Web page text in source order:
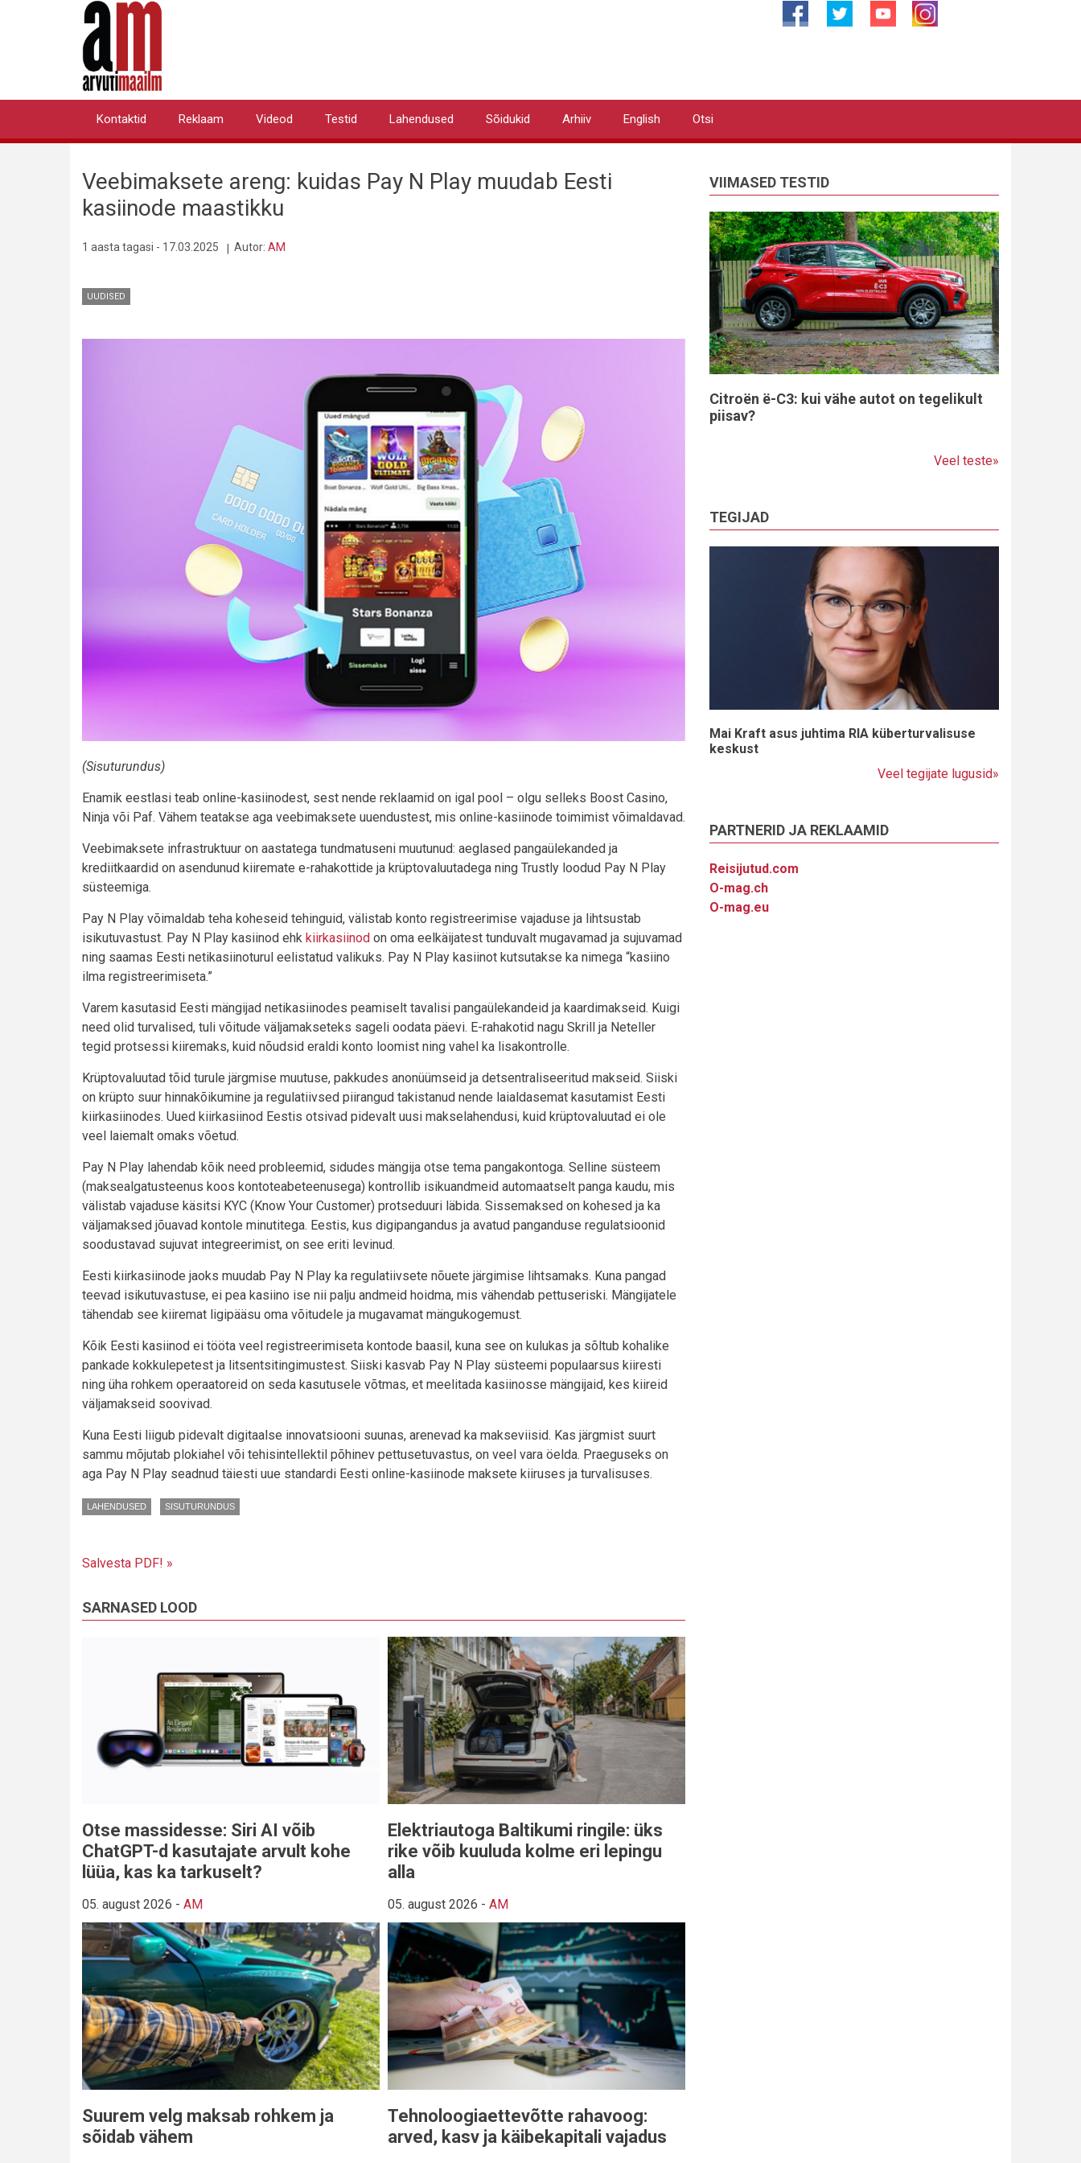
Primary
Kontaktid Reklaam Videod Testid Lahendused Sõidukid Arhiiv English Otsi
Veebimaksete areng: kuidas Pay N Play muudab Eesti
kasiinode maastikku
1 aasta tagasi - 17.03.2025 Autor: AM
UUDISED
(Sisuturundus)
Enamik eestlasi teab online-kasiinodest, sest nende reklaamid on igal pool – olgu selleks Boost Casino,
Ninja või Paf. Vähem teatakse aga veebimaksete uuendustest, mis online-kasiinode toimimist võimaldavad.
Veebimaksete infrastruktuur on aastatega tundmatuseni muutunud: aeglased pangaülekanded ja
krediitkaardid on asendunud kiiremate e-rahakottide ja krüptovaluutadega ning Trustly loodud Pay N Play
süsteemiga.
Pay N Play võimaldab teha koheseid tehinguid, välistab konto registreerimise vajaduse ja lihtsustab
isikutuvastust. Pay N Play kasiinod ehk kiirkasiinod on oma eelkäijatest tunduvalt mugavamad ja sujuvamad
ning saamas Eesti netikasiinoturul eelistatud valikuks. Pay N Play kasiinot kutsutakse ka nimega “kasiino
ilma registreerimiseta.”
Varem kasutasid Eesti mängijad netikasiinodes peamiselt tavalisi pangaülekandeid ja kaardimakseid. Kuigi
need olid turvalised, tuli võitude väljamakseteks sageli oodata päevi. E-rahakotid nagu Skrill ja Neteller
tegid protsessi kiiremaks, kuid nõudsid eraldi konto loomist ning vahel ka lisakontrolle.
Krüptovaluutad tõid turule järgmise muutuse, pakkudes anonüümseid ja detsentraliseeritud makseid. Siiski
on krüpto suur hinnakõikumine ja regulatiivsed piirangud takistanud nende laialdasemat kasutamist Eesti
kiirkasiinodes. Uued kiirkasiinod Eestis otsivad pidevalt uusi makselahendusi, kuid krüptovaluutad ei ole
veel laiemalt omaks võetud.
Pay N Play lahendab kõik need probleemid, sidudes mängija otse tema pangakontoga. Selline süsteem
(maksealgatusteenus koos kontoteabeteenusega) kontrollib isikuandmeid automaatselt panga kaudu, mis
välistab vajaduse käsitsi KYC (Know Your Customer) protseduuri läbida. Sissemaksed on kohesed ja ka
väljamaksed jõuavad kontole minutitega. Eestis, kus digipangandus ja avatud panganduse regulatsioonid
soodustavad sujuvat integreerimist, on see eriti levinud.
Eesti kiirkasiinode jaoks muudab Pay N Play ka regulatiivsete nõuete järgimise lihtsamaks. Kuna pangad
teevad isikutuvastuse, ei pea kasiino ise nii palju andmeid hoidma, mis vähendab pettuseriski. Mängijatele
tähendab see kiiremat ligipääsu oma võitudele ja mugavamat mängukogemust.
Kõik Eesti kasiinod ei tööta veel registreerimiseta kontode baasil, kuna see on kulukas ja sõltub kohalike
pankade kokkulepetest ja litsentsitingimustest. Siiski kasvab Pay N Play süsteemi populaarsus kiiresti
ning üha rohkem operaatoreid on seda kasutusele võtmas, et meelitada kasiinosse mängijaid, kes kiireid
väljamakseid soovivad.
Kuna Eesti liigub pidevalt digitaalse innovatsiooni suunas, arenevad ka makseviisid. Kas järgmist suurt
sammu mõjutab plokiahel või tehisintellektil põhinev pettusetuvastus, on veel vara öelda. Praeguseks on
aga Pay N Play seadnud täiesti uue standardi Eesti online-kasiinode maksete kiiruses ja turvalisuses.
LAHENDUSED SISUTURUNDUS
Salvesta PDF! »
SARNASED LOOD
Otse massidesse: Siri AI võib
ChatGPT-d kasutajate arvult kohe
lüüa, kas ka tarkuselt?
05. august 2026 - AM
Elektriautoga Baltikumi ringile: üks
rike võib kuuluda kolme eri lepingu
alla
05. august 2026 - AM
Suurem velg maksab rohkem ja
sõidab vähem
Tehnoloogiaettevõtte rahavoog:
arved, kasv ja käibekapitali vajadus
VIIMASED TESTID
Citroën ë-C3: kui vähe autot on tegelikult
piisav?
Veel teste»
TEGIJAD
Mai Kraft asus juhtima RIA küberturvalisuse
keskust
Veel tegijate lugusid»
PARTNERID JA REKLAAMID
Reisijutud.com
O-mag.ch
O-mag.eu